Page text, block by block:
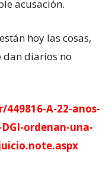
acusación.
hoy las cosas,
diarios no
A-22-anos-
ordenan-una-